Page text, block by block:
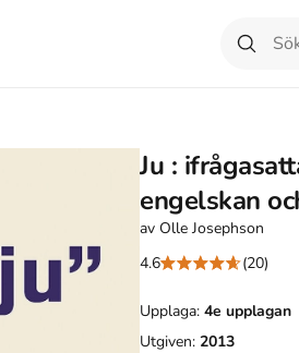
Ju :
engelskan
av Olle Josephson
4.6
(20)
Upplaga: 4e upplagan
Utgiven: 2013